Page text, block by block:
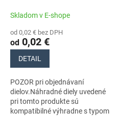
Skladom v E-shope
od 0,02 € bez DPH
od 0,02 €
DETAIL
POZOR pri objednávaní
dielov.Náhradné diely uvedené
pri tomto produkte sú
kompatibilné výhradne s typom